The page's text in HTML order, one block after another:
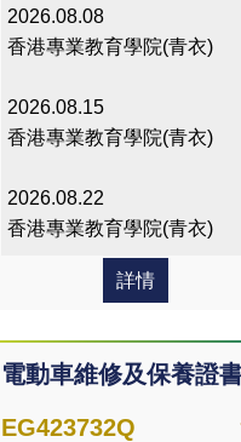
2026.08.08
香港專業教育學院(青衣)
2026.08.15
香港專業教育學院(青衣)
2026.08.22
香港專業教育學院(青衣)
詳情
電動車維修及保養證
EG423732Q